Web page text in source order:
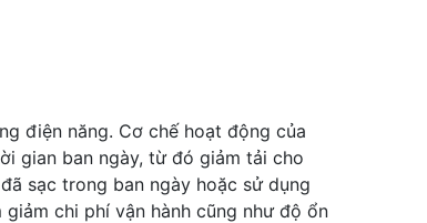
điện năng. Cơ chế hoạt động của
gian ban ngày, từ đó giảm tải cho
sạc trong ban ngày hoặc sử dụng
chi phí vận hành cũng như độ ổn